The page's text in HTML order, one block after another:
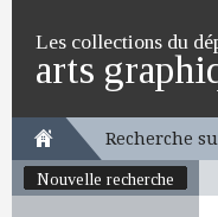
Les collections du
arts
Recherche
Nouvelle recherche